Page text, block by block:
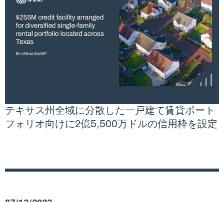
テキサス州全域に分散した一戸建て賃貸ポート
フォリオ向けに2億5,500万ドルの信用枠を設定